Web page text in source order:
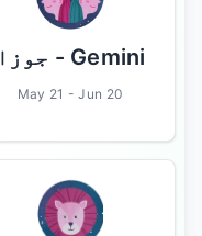
Gemini - جوزا
May 21 - Jun 20